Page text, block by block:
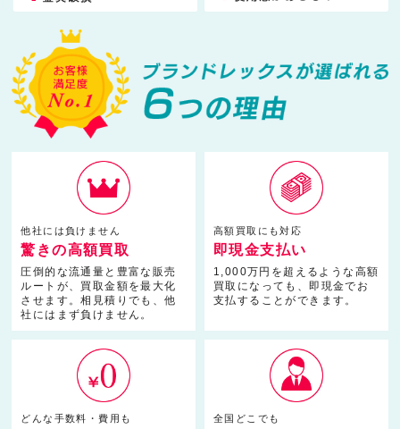
他社には負けません
驚きの高額買取
圧倒的な流通量と豊富な販売
ルートが、買取金額を最大化
させます。相見積りでも、他
社にはまず負けません。
高額買取にも対応
即現金支払い
1,000万円を超えるような高額
買取になっても、即現金でお
支払することができます。
どんな手数料・費用も 全国どこでも